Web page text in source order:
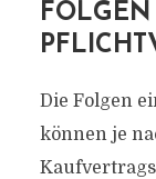
FOLGEN
Die Folgen
können je